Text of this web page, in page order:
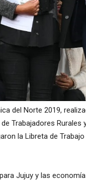
del Norte 2019,
Trabajadores Rurales
la Libreta de
Jujuy y las